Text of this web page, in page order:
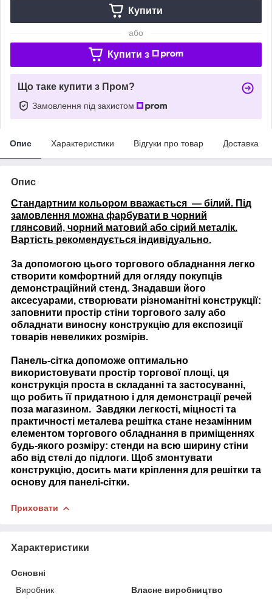
Купити
або
Купити з
Що таке купити з Пром?
Замовлення під захистом
Опис Характеристики Відгуки про товар Доставка
Опис
Стандартним кольором вважається — білий. Під
замовлення можна фарбувати в чорний
глянсовий, чорний матовий або сірий металік.
Вартість рекомендується індивідуально.
За допомогою цього торгового обладнання легко
створити комфортний для огляду покупців
демонстраційний стенд. Знадавши його
аксесуарами, створювати різноманітні конструкції:
заповнити простір стіни торгового залу або
обладнати виносну конструкцію для експозиції
товарів невеликих розмірів.
Панель-сітка допоможе оптимально
використовувати простір торгової площі, ця
конструкція проста в складанні та застосуванні,
що робить її придатною і для демонстрації речей
поза магазином. Завдяки легкості, міцності та
практичності металева решітка стане незамінним
елементом торгового обладнання в приміщеннях
будь-якого розміру: стенди на всю ширину стіни
або від стелі до підлоги. Щоб змонтувати
конструкцію, досить мати кріплення для решітки та
основу для панелі-сітки.
Приховати
Характеристики
Основні
Виробник
Власне виробництво